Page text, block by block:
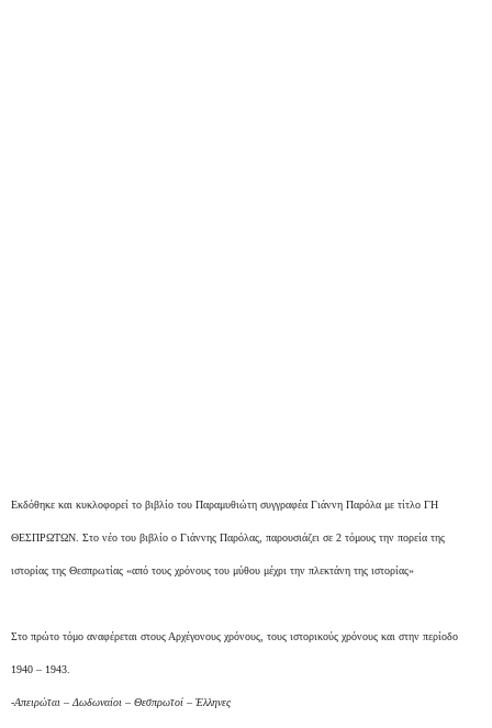
Εκδόθηκε και κυκλοφορεί το βιβλίο του Παραμυθιώτη συγγραφέα Γιάννη Παρόλα με τίτλο ΓΗ
ΘΕΣΠΡΩΤΩΝ. Στο νέο του βιβλίο ο Γιάννης Παρόλας, παρουσιάζει σε 2 τόμους την πορεία της
ιστορίας της Θεσπρωτίας «από τους χρόνους του μύθου μέχρι την πλεκτάνη της ιστορίας»
Στο πρώτο τόμο αναφέρεται στους Αρχέγονους χρόνους, τους ιστορικούς χρόνους και στην περίοδο
1940 – 1943.
-Απειρώται – Δωδωναίοι – Θεσπρωτοί – Έλληνες